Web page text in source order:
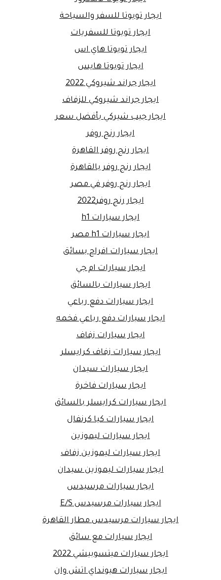
ايجار تويوتا للسفر والسياحة
ايجار تويوتا للسفريات
ايجار تويوتا هاي اس
ايجار تويوتا هايس
ايجار جراند شيروكي 2022
ايجار جراند شيروكي للزفاف
ايجار جيب شيركي بأفضل سعر
ايجار رنج روفر
ايجار رنج روفر القاهرة
ايجار رنج روفر بالقاهرة
ايجار رنج روفر في مصر
ايجار رنج روفر2022
ايجار سيارات h1
ايجار سيارات h1 مصر
ايجار سيارات افراح بسائق
ايجار سيارات ام جي
ايجار سيارات بالسائق
ايجار سيارات دفع رباعي
ايجار سيارات دفع رباعي فخمه
ايجار سيارات زفاف
ايجار سيارات زفاف كرايسلر
ايجار سيارات سيدان
ايجار سيارات فاخرة
ايجار سيارات كرايسلر بالسائق
ايجار سيارات كيا كرنفال
ايجار سيارات ليموزين
ايجار سيارات ليموزين زفاف
ايجار سيارات ليموزين سيدان
ايجار سيارات مرسيدس
ايجار سيارات مرسيدس E/S
ايجار سيارات مرسيدس مطار القاهرة
ايجار سيارات مع سائق
ايجار سيارات ميتسوبيشي 2022
ايجار سيارات هيونداي اتش وان